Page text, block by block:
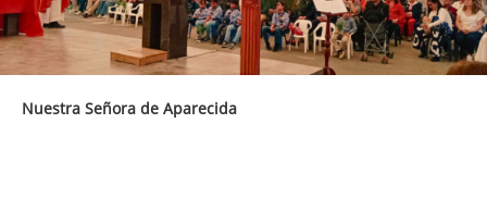
Nuestra Señora de Aparecida